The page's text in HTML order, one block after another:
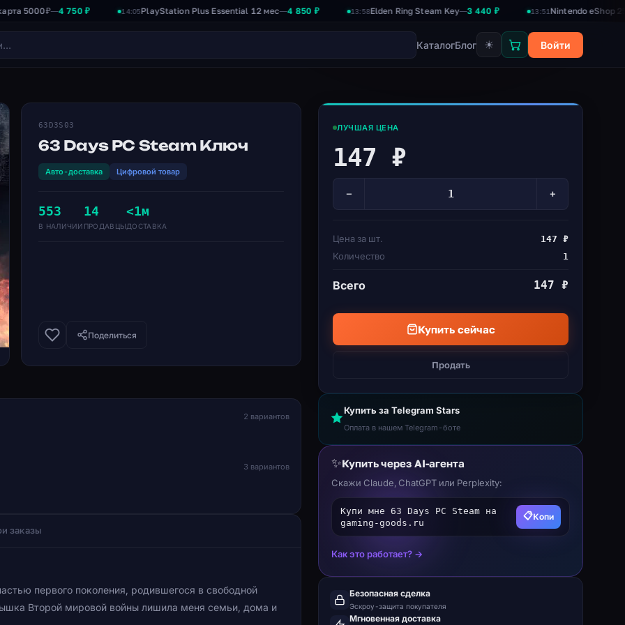
—4 750 ₽ 14:05 PlayStation Plus Essential 12 мес—4 850 ₽ 13:58 Elden Ring Steam Key—3 440 ₽ 13:51 Nintendo eShop 2500₽— 2
КаталогБлог ☀ Войти
63D3S03
63 Days PC Steam Ключ
Авто-доставка Цифровой товар
553
В НАЛИЧИИ
14
ПРОДАВЦЫ
<1м
ДОСТАВКА
Поделиться
2 вариантов
3 вариантов
заказы
первого поколения, родившегося в свободной
Второй мировой войны лишила меня семьи, дома и
ЛУЧШАЯ ЦЕНА
147 ₽
− +
Цена за шт. 147 ₽
Количество 1
Всего 147 ₽
Купить сейчас
Продать
Купить за Telegram Stars
Оплата в нашем Telegram-боте
✨Купить через AI-агента
Скажи Claude, ChatGPT или Perplexity:
Купи мне 63 Days PC Steam на
gaming-goods.ru
📋Копи
Как это работает? →
Безопасная сделка
Эскроу-защита покупателя
Мгновенная доставка